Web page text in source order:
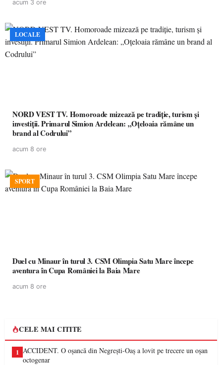
acum 3 ore
LOCALE
NORD VEST TV. Homoroade mizează pe tradiție, turism și
investiții. Primarul Simion Ardelean: „Oțeloaia rămâne un
brand al Codrului”
acum 8 ore
SPORT
Duel cu Minaur în turul 3. CSM Olimpia Satu Mare începe
aventura în Cupa României la Baia Mare
acum 8 ore
CELE MAI CITITE
1 ACCIDENT. O oșancă din Negrești-Oaș a lovit pe trecere un oșan
octogenar